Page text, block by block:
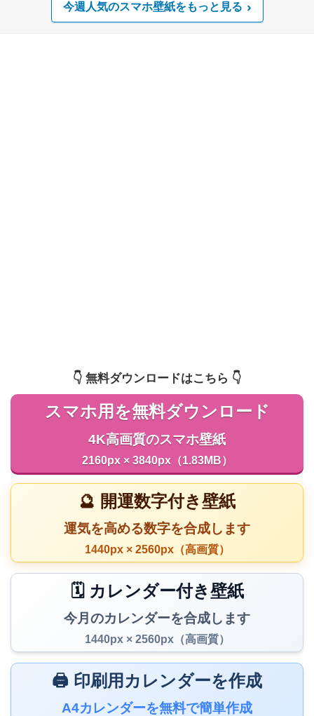
今週人気のスマホ壁紙をもっと見る
👇️ 無料ダウンロードはこちら 👇️
スマホ用を無料ダウンロード
4K高画質のスマホ壁紙
2160px × 3840px（1.83MB）
🔮 開運数字付き壁紙
運気を高める数字を合成します
1440px × 2560px（高画質）
🗓️ カレンダー付き壁紙
今月のカレンダーを合成します
1440px × 2560px（高画質）
🖨️ 印刷用カレンダーを作成
A4カレンダーを無料で簡単作成